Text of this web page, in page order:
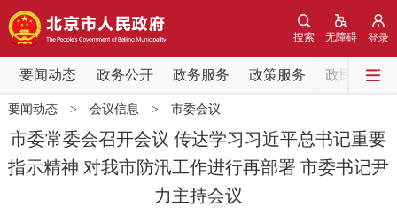
登录
无障碍
搜索
要闻动态 政务公开 政务服务 政策服务 政民互动
要闻动态
党中央精神 国务院信息
北京要闻 会议信息 部门动态
要闻动态> 会议信息 > 市委会议
市委常委会召开会议 传达学习习近平总书记重要
指示精神 对我市防汛工作进行再部署 市委书记尹
力主持会议